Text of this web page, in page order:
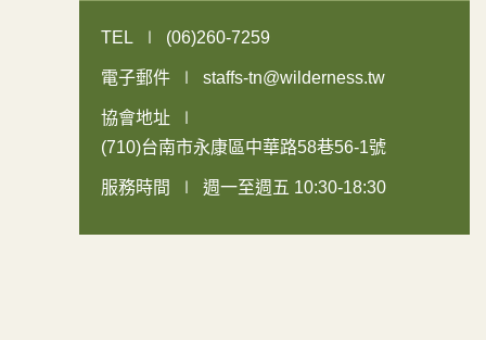
TEL (06)260-7259
電子郵件 staffs-tn@wilderness.tw
協會地址
(710)台南市永康區中華路58巷56-1號
服務時間 週一至週五 10:30-18:30